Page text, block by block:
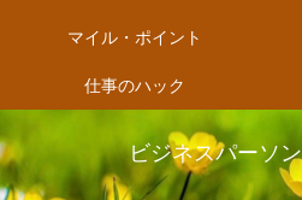
ビジネスパーソ
マイル・ポイント
仕事のハック